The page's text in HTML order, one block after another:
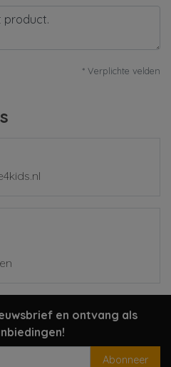
* Verplichte velden
en ontvang als
Abonneer